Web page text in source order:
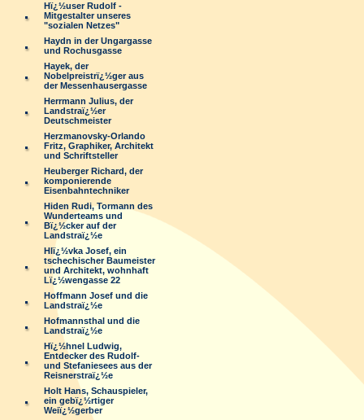
Hï¿½user Rudolf -
Mitgestalter unseres
"sozialen Netzes"
Haydn in der Ungargasse
und Rochusgasse
Hayek, der
Nobelpreistrï¿½ger aus
der Messenhausergasse
Herrmann Julius, der
Landstraï¿½er
Deutschmeister
Herzmanovsky-Orlando
Fritz, Graphiker, Architekt
und Schriftsteller
Heuberger Richard, der
komponierende
Eisenbahntechniker
Hiden Rudi, Tormann des
Wunderteams und
Bï¿½cker auf der
Landstraï¿½e
Hlï¿½vka Josef, ein
tschechischer Baumeister
und Architekt, wohnhaft
Lï¿½wengasse 22
Hoffmann Josef und die
Landstraï¿½e
Hofmannsthal und die
Landstraï¿½e
Hï¿½hnel Ludwig,
Entdecker des Rudolf-
und Stefaniesees aus der
Reisnerstraï¿½e
Holt Hans, Schauspieler,
ein gebï¿½rtiger
Weiï¿½gerber